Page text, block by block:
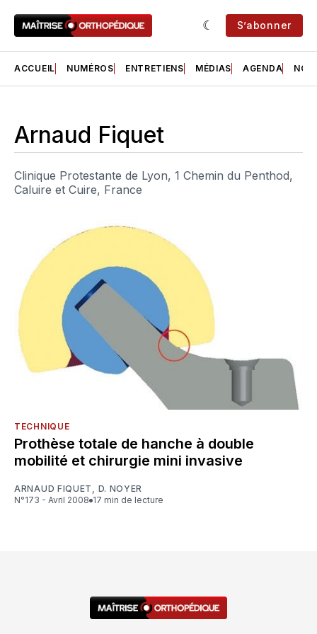
S’abonner
ACCUEIL NUMÉROS ENTRETIENS MÉDIAS AGENDA NOS
Arnaud Fiquet
Clinique Protestante de Lyon, 1 Chemin du Penthod,
Caluire et Cuire, France
TECHNIQUE
Prothèse totale de hanche à double
mobilité et chirurgie mini invasive
ARNAUD FIQUET , D. NOYER
N°173 - Avril 2008
17 min de lecture